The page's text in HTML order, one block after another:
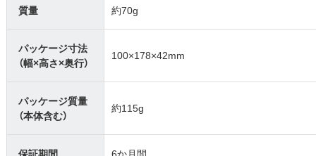
質量 約70g
パッケージ寸法
（幅×高さ×奥行）
100×178×42mm
パッケージ質量
（本体含む）
約115g
保証期間 6か月間